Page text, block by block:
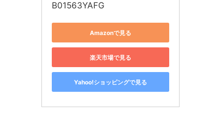
B01563YAFG
Amazonで見る
楽天市場で見る
Yahoo!ショッピングで見る